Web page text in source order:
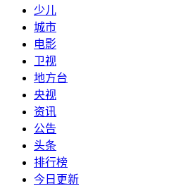
少儿
城市
电影
卫视
地方台
央视
资讯
公告
头条
排行榜
今日更新